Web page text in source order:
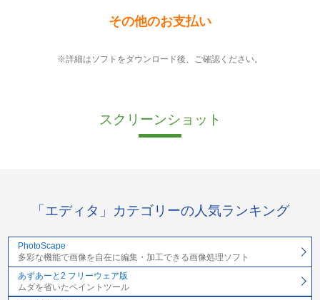
その他のお支払い
※詳細はソフトをダウンロード後、ご確認ください。
スクリーンショット
「エディタ」カテゴリーの人気ランキング
PhotoScape
多彩な機能で画像を自在に編集・加工できる画像処理ソフト
あずあーと2 フリーウェア版
ムダを省いたペイントツール